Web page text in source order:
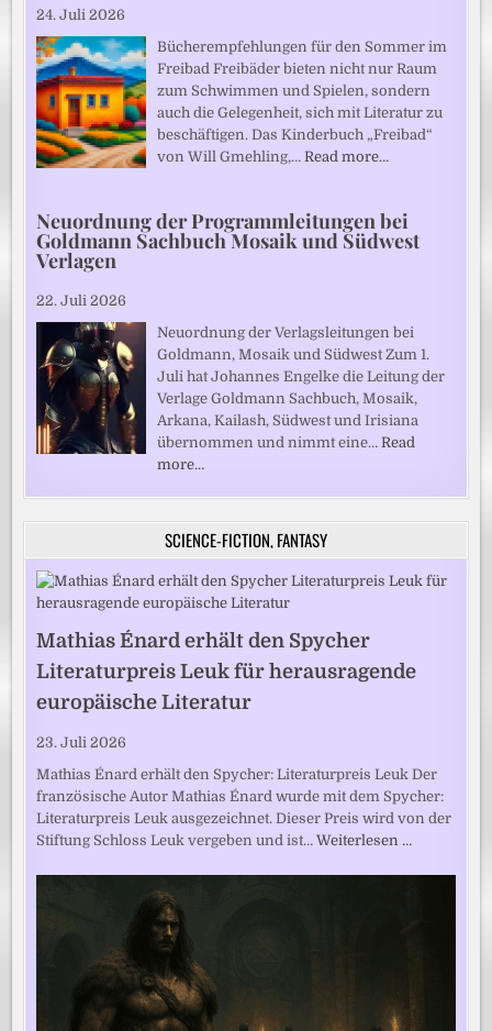
24. Juli 2026
Bücherempfehlungen für den Sommer im
Freibad Freibäder bieten nicht nur Raum
zum Schwimmen und Spielen, sondern
auch die Gelegenheit, sich mit Literatur zu
beschäftigen. Das Kinderbuch „Freibad“
von Will Gmehling,…Read more…
Neuordnung der Programmleitungen bei
Goldmann Sachbuch Mosaik und Südwest
Verlagen
22. Juli 2026
Neuordnung der Verlagsleitungen bei
Goldmann, Mosaik und Südwest Zum 1.
Juli hat Johannes Engelke die Leitung der
Verlage Goldmann Sachbuch, Mosaik,
Arkana, Kailash, Südwest und Irisiana
übernommen und nimmt eine…Read
more…
SCIENCE-FICTION, FANTASY
Mathias Énard erhält den Spycher
Literaturpreis Leuk für herausragende
europäische Literatur
23. Juli 2026
Mathias Énard erhält den Spycher: Literaturpreis Leuk Der
französische Autor Mathias Énard wurde mit dem Spycher:
Literaturpreis Leuk ausgezeichnet. Dieser Preis wird von der
Stiftung Schloss Leuk vergeben und ist…Weiterlesen …